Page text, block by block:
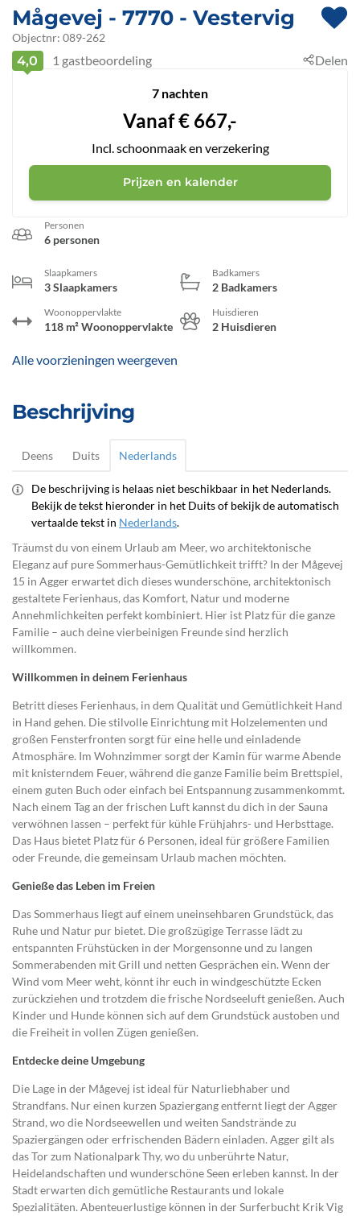
Mågevej
- Agger
- 7770 - Vestervig
Objectnr: 089-262
Personen
6 personen
Slaapkamers
3 Slaapkamers
Badkamers
2 Badkamers
Woonoppervlakte
118 m² Woonoppervlakte
Huisdieren
2 Huisdieren
Alle voorzieningen weergeven
Beschrijving
Deens Duits Nederlands
De beschrijving is helaas niet beschikbaar in het Nederlands.
Bekijk de tekst hieronder in het Duits of bekijk de automatisch
vertaalde tekst in Nederlands.
Träumst du von einem Urlaub am Meer, wo architektonische
Eleganz auf pure Sommerhaus-Gemütlichkeit trifft? In der Mågevej
15 in Agger erwartet dich dieses wunderschöne, architektonisch
gestaltete Ferienhaus, das Komfort, Natur und moderne
Annehmlichkeiten perfekt kombiniert. Hier ist Platz für die ganze
Familie – auch deine vierbeinigen Freunde sind herzlich
willkommen.
Willkommen in deinem Ferienhaus
Betritt dieses Ferienhaus, in dem Qualität und Gemütlichkeit Hand
in Hand gehen. Die stilvolle Einrichtung mit Holzelementen und
großen Fensterfronten sorgt für eine helle und einladende
Atmosphäre. Im Wohnzimmer sorgt der Kamin für warme Abende
mit knisterndem Feuer, während die ganze Familie beim Brettspiel,
einem guten Buch oder einfach bei Entspannung zusammenkommt.
Nach einem Tag an der frischen Luft kannst du dich in der Sauna
verwöhnen lassen – perfekt für kühle Frühjahrs- und Herbsttage.
Das Haus bietet Platz für 6 Personen, ideal für größere Familien
oder Freunde, die gemeinsam Urlaub machen möchten.
Genieße das Leben im Freien
Das Sommerhaus liegt auf einem uneinsehbaren Grundstück, das
Ruhe und Natur pur bietet. Die großzügige Terrasse lädt zu
entspannten Frühstücken in der Morgensonne und zu langen
Sommerabenden mit Grill und netten Gesprächen ein. Wenn der
Wind vom Meer weht, könnt ihr euch in windgeschützte Ecken
zurückziehen und trotzdem die frische Nordseeluft genießen. Auch
Kinder und Hunde können sich auf dem Grundstück austoben und
die Freiheit in vollen Zügen genießen.
Entdecke deine Umgebung
Die Lage in der Mågevej ist ideal für Naturliebhaber und
Strandfans. Nur einen kurzen Spaziergang entfernt liegt der Agger
Strand, wo die Nordseewellen und weiten Sandstrände zu
Spaziergängen oder erfrischenden Bädern einladen. Agger gilt als
das Tor zum Nationalpark Thy, wo du unberührte Natur,
Heidelandschaften und wunderschöne Seen erleben kannst. In der
Stadt erwarten dich gemütliche Restaurants und lokale
Spezialitäten. Abenteuerlustige können in der Surferbucht Krik Vig
4,0 1 gastbeoordeling Delen
7 nachten
Vanaf€ 667,-
Incl. schoonmaak en verzekering
Prijzen en kalender